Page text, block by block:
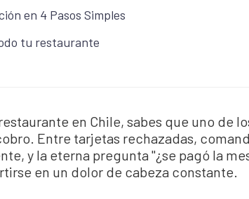
en 4 Pasos Simples
tu restaurante
en Chile, sabes que uno de
Entre tarjetas rechazadas,
y la eterna pregunta "¿se pagó la
en un dolor de cabeza constante.